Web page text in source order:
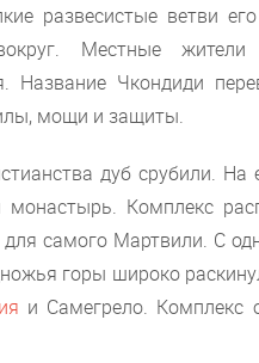
развесистые ветви
Местные
Название Чкондиди
мощи и защиты.
дуб срубили.
монастырь. Комплекс
самого Мартвили. С
горы широко
и Самегрело. Комплекс